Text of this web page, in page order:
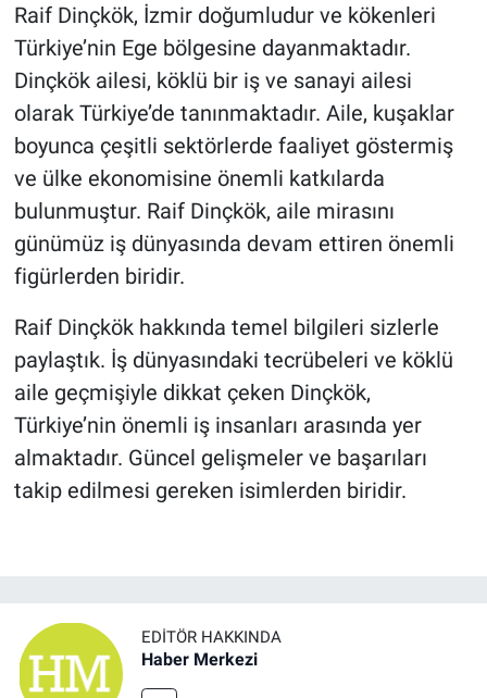
Raif Dinçkök, İzmir doğumludur ve kökenleri
Türkiye’nin Ege bölgesine dayanmaktadır.
Dinçkök ailesi, köklü bir iş ve sanayi ailesi
olarak Türkiye’de tanınmaktadır. Aile, kuşaklar
boyunca çeşitli sektörlerde faaliyet göstermiş
ve ülke ekonomisine önemli katkılarda
bulunmuştur. Raif Dinçkök, aile mirasını
günümüz iş dünyasında devam ettiren önemli
figürlerden biridir.
Raif Dinçkök hakkında temel bilgileri sizlerle
paylaştık. İş dünyasındaki tecrübeleri ve köklü
aile geçmişiyle dikkat çeken Dinçkök,
Türkiye’nin önemli iş insanları arasında yer
almaktadır. Güncel gelişmeler ve başarıları
takip edilmesi gereken isimlerden biridir.
EDITÖR HAKKINDA
Haber Merkezi